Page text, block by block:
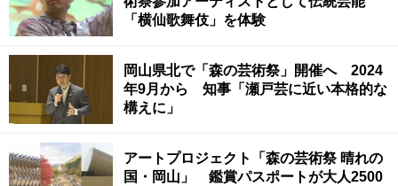
「横仙歌舞伎」を体験
岡山県北で「森の芸術祭」開催へ 2024
年9月から 知事「瀬戸芸に近い本格的な
構えに」
アートプロジェクト「森の芸術祭 晴れの
国・岡山」 鑑賞パスポートが大人2500